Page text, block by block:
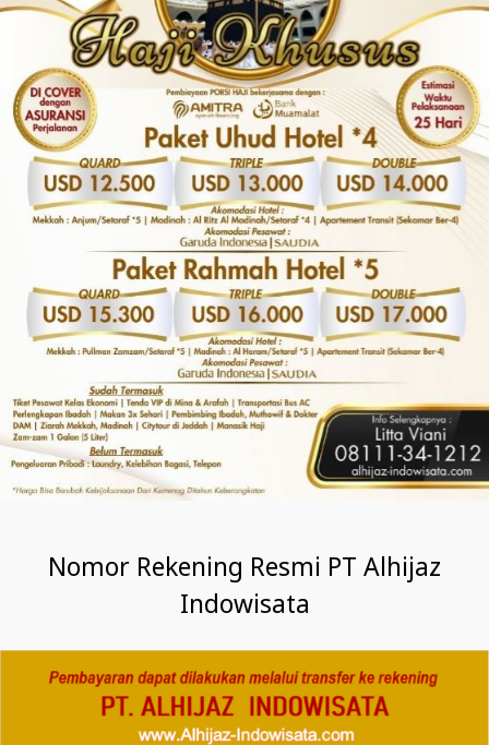
Nomor Rekening Resmi PT Alhijaz
Indowisata